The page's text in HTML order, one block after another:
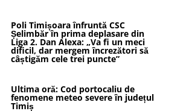
Poli Timișoara înfruntă CSC
Șelimbăr în prima deplasare din
Liga 2. Dan Alexa: „Va fi un meci
dificil, dar mergem încrezători să
câștigăm cele trei puncte”
Ultima oră: Cod portocaliu de
fenomene meteo severe în județul
Timiș